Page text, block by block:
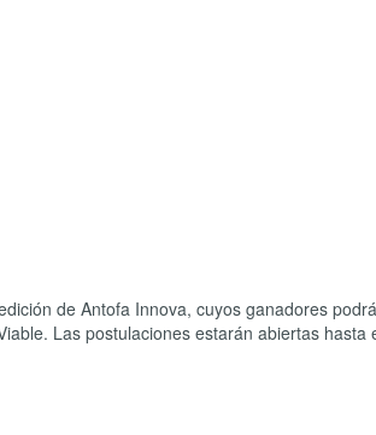
de Antofa Innova, cuyos ganadores
Las postulaciones estarán abiertas hasta